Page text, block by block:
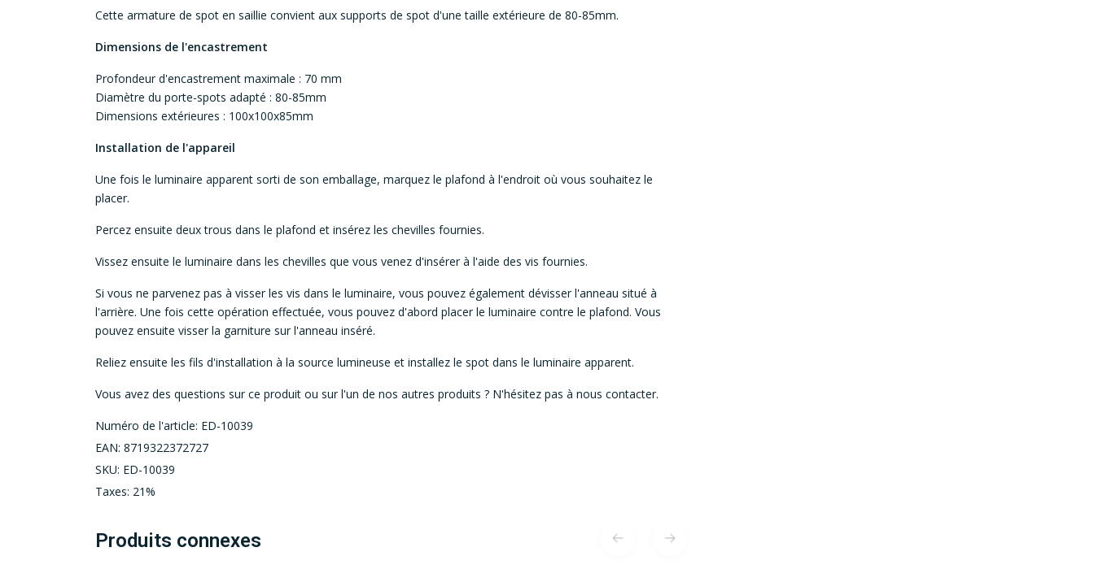
Cette armature de spot en saillie convient aux supports de spot d'une taille extérieure de 80-85mm.
Dimensions de l'encastrement
Profondeur d'encastrement maximale : 70 mm
Diamètre du porte-spots adapté : 80-85mm
Dimensions extérieures : 100x100x85mm
Installation de l'appareil
Une fois le luminaire apparent sorti de son emballage, marquez le plafond à l'endroit où vous souhaitez le
placer.
Percez ensuite deux trous dans le plafond et insérez les chevilles fournies.
Vissez ensuite le luminaire dans les chevilles que vous venez d'insérer à l'aide des vis fournies.
Si vous ne parvenez pas à visser les vis dans le luminaire, vous pouvez également dévisser l'anneau situé à
l'arrière. Une fois cette opération effectuée, vous pouvez d'abord placer le luminaire contre le plafond. Vous
pouvez ensuite visser la garniture sur l'anneau inséré.
Reliez ensuite les fils d'installation à la source lumineuse et installez le spot dans le luminaire apparent.
Vous avez des questions sur ce produit ou sur l'un de nos autres produits ? N'hésitez pas à nous contacter.
Numéro de l'article: ED-10039
EAN: 8719322372727
SKU: ED-10039
Taxes: 21%
Produits connexes